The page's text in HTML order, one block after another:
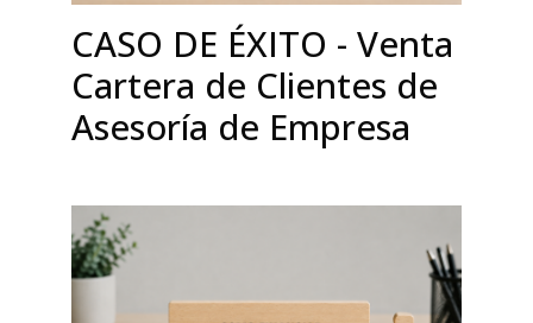
CASO DE ÉXITO - Venta
Cartera de Clientes de
Asesoría de Empresa